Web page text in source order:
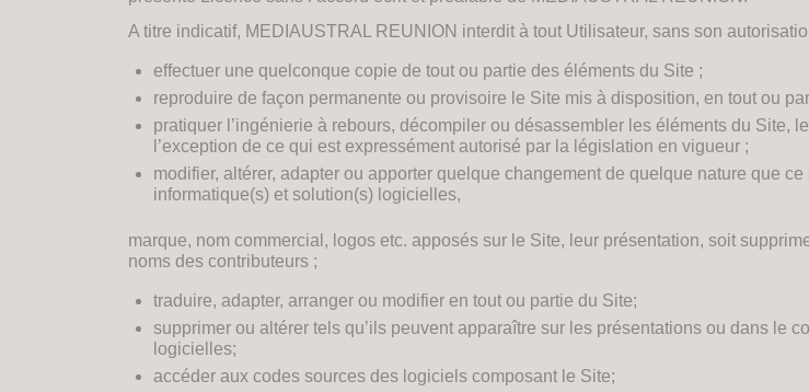
A titre indicatif, MEDIAUSTRAL REUNION interdit à tout Utilisateur, sans son
effectuer une quelconque copie de tout ou partie des éléments du Site ;
reproduire de façon permanente ou provisoire le Site mis à disposition, en tout ou
pratiquer l’ingénierie à rebours, décompiler ou désassembler les éléments du Site,
l’exception de ce qui est expressément autorisé par la législation en vigueur ;
modifier, altérer, adapter ou apporter quelque changement de quelque nature que
informatique(s) et solution(s) logicielles,
marque, nom commercial, logos etc. apposés sur le Site, leur présentation, soit
noms des contributeurs ;
traduire, adapter, arranger ou modifier en tout ou partie du Site;
supprimer ou altérer tels qu’ils peuvent apparaître sur les présentations ou dans le
logicielles;
accéder aux codes sources des logiciels composant le Site;